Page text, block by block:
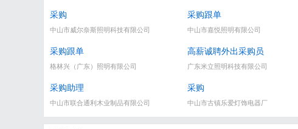
采购
中山市威尔奈斯照明科技有限公司
采购跟单
中山市嘉悦照明有限公司
采购跟单
格林兴（广东）照明有限公司
高薪诚聘外出采购员
广东米立照明科技有限公司
采购助理
中山市联合通利木业制品有限公司
采购
中山市古镇乐爱灯饰电器厂